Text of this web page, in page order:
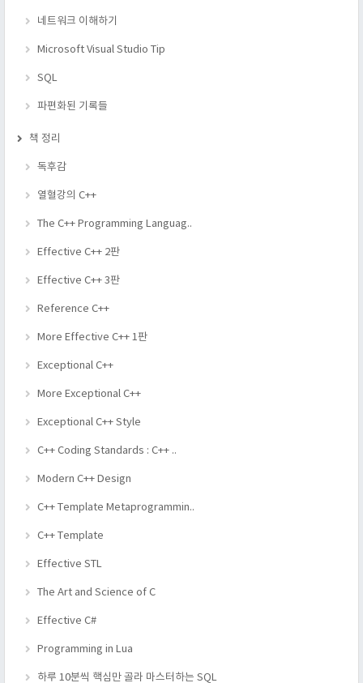
네트워크 이해하기
Microsoft Visual Studio Tip
SQL
파편화된 기록들
책 정리
독후감
열혈강의 C++
The C++ Programming Languag..
Effective C++ 2판
Effective C++ 3판
Reference C++
More Effective C++ 1판
Exceptional C++
More Exceptional C++
Exceptional C++ Style
C++ Coding Standards : C++ ..
Modern C++ Design
C++ Template Metaprogrammin..
C++ Template
Effective STL
The Art and Science of C
Effective C#
Programming in Lua
하루 10분씩 핵심만 골라 마스터하는 SQL